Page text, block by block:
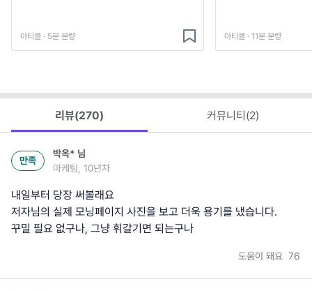
아티클 · 5분 분량 아티클 · 11분 분량
리뷰(270) 커뮤니티(2)
만족
박옥* 님
마케팅, 10년차
내일부터 당장 써볼래요
저자님의 실제 모닝페이지 사진을 보고 더욱 용기를 냈습니다.
꾸밀 필요 없구나, 그냥 휘갈기면 되는구나
도움이 돼요 76